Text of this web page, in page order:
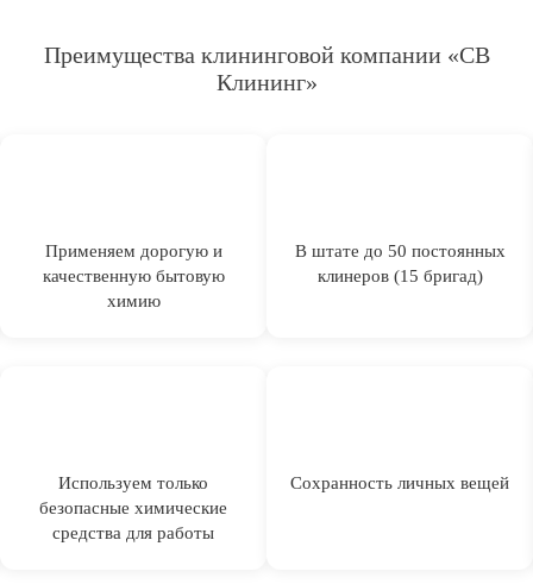
Преимущества клининговой компании «СВ
Клининг»
Применяем дорогую и
качественную бытовую
химию
В штате до 50 постоянных
клинеров (15 бригад)
Используем только
безопасные химические
средства для работы
Сохранность личных вещей